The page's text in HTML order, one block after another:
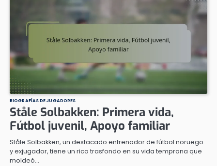
BIOGRAFÍAS DE JUGADORES
Ståle Solbakken: Primera vida,
Fútbol juvenil, Apoyo familiar
Ståle Solbakken, un destacado entrenador de fútbol noruego
y exjugador, tiene un rico trasfondo en su vida temprana que
moldeó…